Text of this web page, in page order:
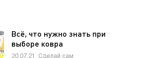
Всё, что нужно знать при
выборе ковра
20.07.21, Сделай сам